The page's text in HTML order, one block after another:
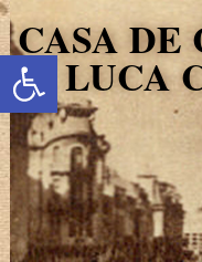
Deschide bara de unelte
CASA DE
LUCA